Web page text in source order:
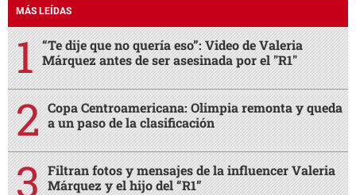
MÁS LEÍDAS
“Te dije que no quería eso”: Video de Valeria
Márquez antes de ser asesinada por el "R1"
Copa Centroamericana: Olimpia remonta y queda
a un paso de la clasificación
Filtran fotos y mensajes de la influencer Valeria
Márquez y el hijo del “R1”